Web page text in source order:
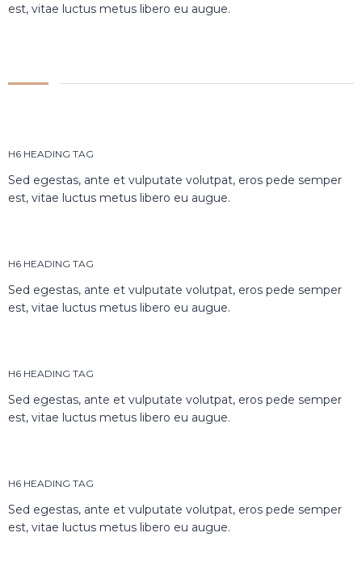
est, vitae luctus metus libero eu augue.
H6 HEADING TAG
Sed egestas, ante et vulputate volutpat, eros pede semper
est, vitae luctus metus libero eu augue.
H6 HEADING TAG
Sed egestas, ante et vulputate volutpat, eros pede semper
est, vitae luctus metus libero eu augue.
H6 HEADING TAG
Sed egestas, ante et vulputate volutpat, eros pede semper
est, vitae luctus metus libero eu augue.
H6 HEADING TAG
Sed egestas, ante et vulputate volutpat, eros pede semper
est, vitae luctus metus libero eu augue.